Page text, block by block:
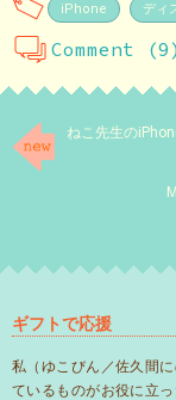
iPhone ディ
Comment (9)
ねこ先生の
ギフトで応援
私（ゆこびん／佐久間
ているものがお役に立